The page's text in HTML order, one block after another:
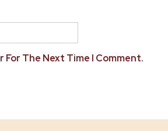
For The Next Time I Comment.